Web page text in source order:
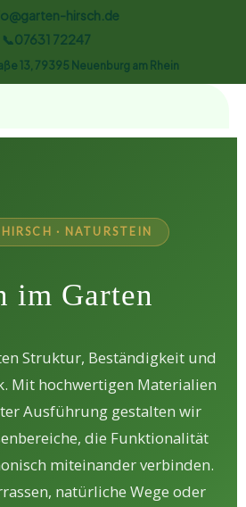
hirsch.de
📞07631 72247
13, 79395 Neuenburg am Rhein
· NATURSTEIN
im Garten
Struktur, Beständigkeit und
Mit hochwertigen Materialien
Ausführung gestalten wir
die Funktionalität
miteinander verbinden.
natürliche Wege oder